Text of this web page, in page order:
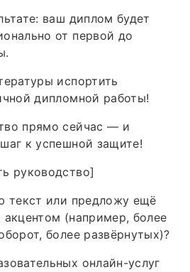
ваш диплом будет
от первой до
испортить
дипломной работы!
прямо сейчас — и
к успешной защите!
руководство]
текст или предложу ещё
акцентом (например, более
более развёрнутых)?
онлайн-услуг